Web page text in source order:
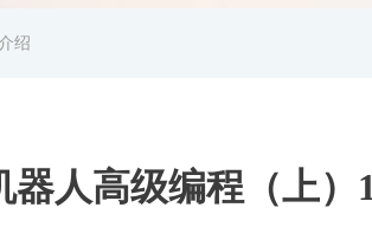
绍
人高级编程（上）